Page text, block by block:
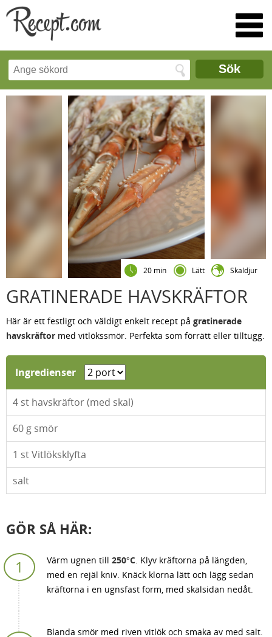
Sök
20 min Lätt Skaldjur
GRATINERADE HAVSKRÄFTOR
Här är ett festligt och väldigt enkelt recept på gratinerade
havskräftor med vitlökssmör. Perfekta som förrätt eller tilltugg.
Ingredienser
4 st havskräftor (med skal)
60 g smör
1 st Vitlöksklyfta
salt
GÖR SÅ HÄR:
Värm ugnen till 250°C. Klyv kräftorna på längden,
med en rejäl kniv. Knäck klorna lätt och lägg sedan
kräftorna i en ugnsfast form, med skalsidan nedåt.
Blanda smör med riven vitlök och smaka av med salt.